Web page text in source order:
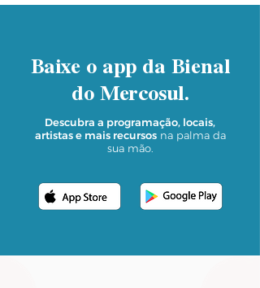
Baixe o app da Bienal
do Mercosul.
Descubra a programação, locais,
artistas e mais recursosna palma da
sua mão.